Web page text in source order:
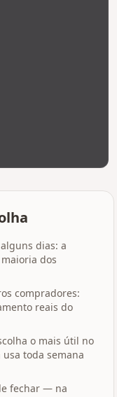
dias: a
dos
compradores:
reais do
o mais útil no
toda semana
fechar — na